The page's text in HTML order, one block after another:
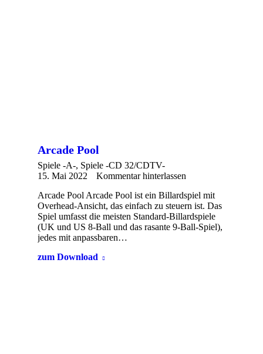
Arcade Pool
Spiele -A-, Spiele -CD 32/CDTV-
15. Mai 2022
Kommentar hinterlassen
Arcade Pool Arcade Pool ist ein Billardspiel mit
Overhead-Ansicht, das einfach zu steuern ist. Das
Spiel umfasst die meisten Standard-Billardspiele
(UK und US 8-Ball und das rasante 9-Ball-Spiel),
jedes mit anpassbaren…
zum Download